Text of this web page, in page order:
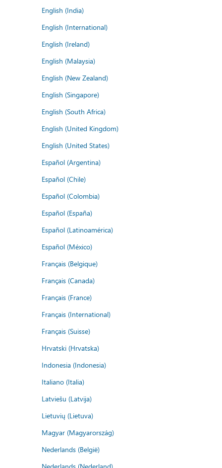
English (India)
English (International)
English (Ireland)
English (Malaysia)
English (New Zealand)
English (Singapore)
English (South Africa)
English (United Kingdom)
English (United States)
Español (Argentina)
Español (Chile)
Español (Colombia)
Español (España)
Español (Latinoamérica)
Español (México)
Français (Belgique)
Français (Canada)
Français (France)
Français (International)
Français (Suisse)
Hrvatski (Hrvatska)
Indonesia (Indonesia)
Italiano (Italia)
Latviešu (Latvija)
Lietuvių (Lietuva)
Magyar (Magyarország)
Nederlands (België)
Nederlands (Nederland)